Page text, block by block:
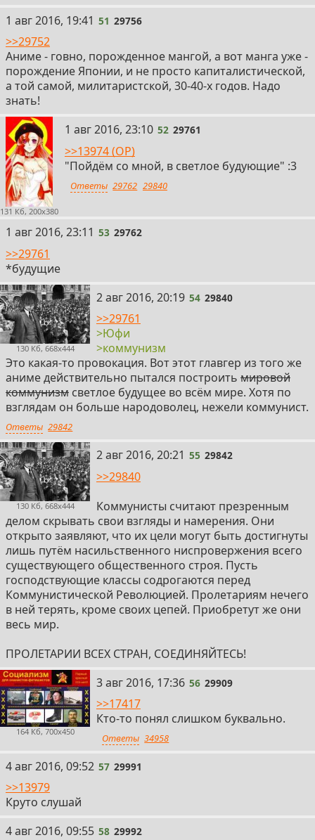
51
1 авг 2016, 19:41 51 29756
>>29752
Аниме - говно, порожденное мангой, а вот манга уже -
порождение Японии, и не просто капиталистической,
а той самой, милитаристской, 30-40-х годов. Надо
знать!
131 Кб, 200x380
52
1 авг 2016, 23:10 52 29761
>>13974 (OP)
"Пойдём со мной, в светлое будующие" :3
Ответы 29762 29840
53
1 авг 2016, 23:11 53 29762
>>29761
*будущие
130 Кб, 668x444
54
2 авг 2016, 20:19 54 29840
>>29761
>Юфи
>коммунизм
Это какая-то провокация. Вот этот главгер из того же
аниме действительно пытался построить мировой
коммунизм светлое будущее во всём мире. Хотя по
взглядам он больше народоволец, нежели коммунист.
Ответы 29842
130 Кб, 668x444
55
2 авг 2016, 20:21 55 29842
>>29840
Коммунисты считают презренным
делом скрывать свои взгляды и намерения. Они
открыто заявляют, что их цели могут быть достигнуты
лишь путём насильственного ниспровержения всего
существующего общественного строя. Пусть
господствующие классы содрогаются перед
Коммунистической Революцией. Пролетариям нечего
в ней терять, кроме своих цепей. Приобретут же они
весь мир.
ПРОЛЕТАРИИ ВСЕХ СТРАН, СОЕДИНЯЙТЕСЬ!
164 Кб, 700x450
56
3 авг 2016, 17:36 56 29909
>>17417
Кто-то понял слишком буквально.
Ответы 34958
57
4 авг 2016, 09:52 57 29991
>>13979
Круто слушай
58
4 авг 2016, 09:55 58 29992